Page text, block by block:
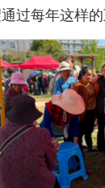
过每年这样